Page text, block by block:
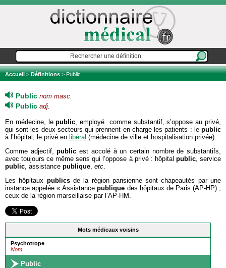
Accueil>Définitions> Public
Mots médicaux voisins
Psychotrope
Nom
Public
Public nom masc.
Public adj.
En médecine, lepublic, employé comme substantif, s’oppose au privé,
qui sont les deux secteurs qui prennent en charge les patients : le public
à l’hôpital, le privé en libéral (médecine de ville et hospitalisation privée).
Comme adjectif,public est accolé à un certain nombre de substantifs,
avec toujours ce même sens qui l’oppose à privé : hôpital public, service
public, assistance publique, etc.
Les hôpitaux publicsde la région parisienne sont chapeautés par une
instance appelée « Assistancepublique des hôpitaux de Paris (AP-HP) ;
ceux de la région marseillaise par l’AP-HM.